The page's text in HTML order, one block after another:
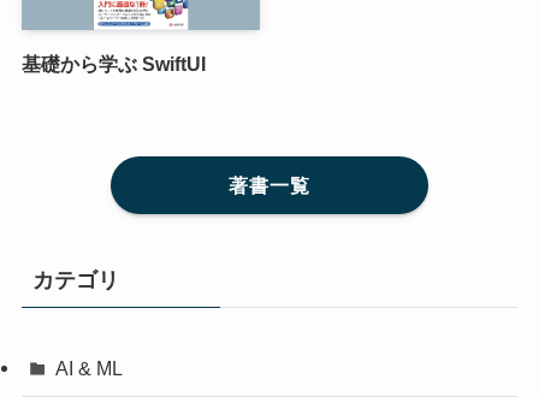
基礎から学ぶ SwiftUI
著書一覧
カテゴリ
AI & ML